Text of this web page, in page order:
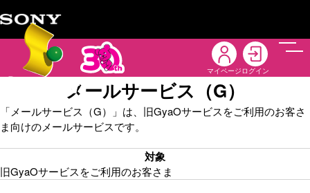
マイページ ログイン
メニ
メールサービス（G）
「メールサービス（G）」は、旧GyaOサービスをご利用のお客さ
ま向けのメールサービスです。
対象
旧GyaOサービスをご利用のお客さま